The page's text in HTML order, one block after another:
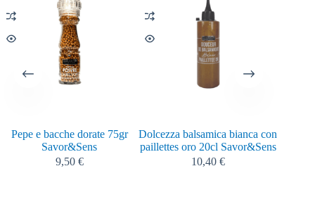
Pepe e bacche dorate 75gr
Savor&Sens
9,50 €
Dolcezza balsamica bianca con
paillettes oro 20cl Savor&Sens
10,40 €